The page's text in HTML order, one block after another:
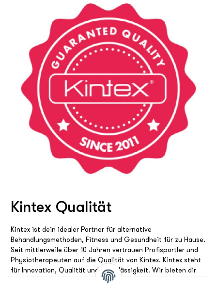
Kintex Qualität
Kintex ist dein idealer Partner für alternative
Behandlungsmethoden, Fitness und Gesundheit für zu Hause.
Seit mittlerweile über 10 Jahren vertrauen Profisportler und
Physiotherapeuten auf die Qualität von Kintex. Kintex steht
für Innovation, Qualität und Zuverlässigkeit. Wir bieten dir
die besten Produkte und Lösungen, damit du dich bei uns